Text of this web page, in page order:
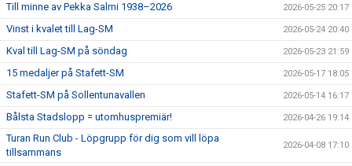
Till minne av Pekka Salmi 1938–2026 2026-05-25 20:17
Vinst i kvalet till Lag-SM 2026-05-24 20:40
Kval till Lag-SM på söndag 2026-05-23 21:59
15 medaljer på Stafett-SM 2026-05-17 18:05
Stafett-SM på Sollentunavallen 2026-05-14 16:17
Bålsta Stadslopp = utomhuspremiär! 2026-04-26 19:14
Turan Run Club - Löpgrupp för dig som vill löpa
tillsammans
2026-04-08 17:10